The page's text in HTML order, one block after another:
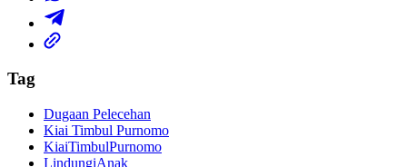
Tag
Dugaan Pelecehan
Kiai Timbul Purnomo
KiaiTimbulPurnomo
LindungiAnak